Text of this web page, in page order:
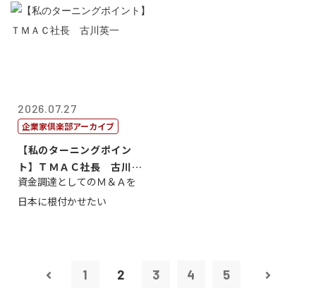
2026.07.27
企業家倶楽部アーカイブ
【私のターニングポイン
ト】ＴＭＡＣ社長 古川英
一
資金調達としてのＭ＆Ａを
日本に根付かせたい
1 2 3 4 5